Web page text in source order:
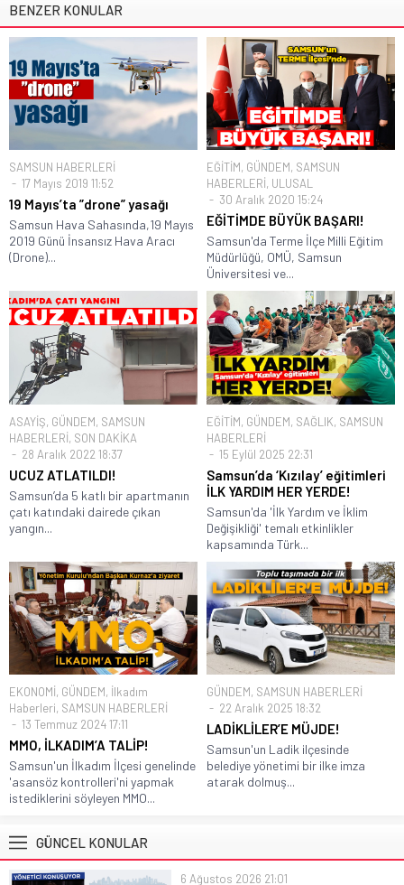
BENZER KONULAR
SAMSUN HABERLERİ
17 Mayıs 2019 11:52
19 Mayıs’ta ”drone” yasağı
Samsun Hava Sahasında,19 Mayıs
2019 Günü İnsansız Hava Aracı
(Drone)...
EĞİTİM, GÜNDEM, SAMSUN
HABERLERİ, ULUSAL
30 Aralık 2020 15:24
EĞİTİMDE BÜYÜK BAŞARI!
Samsun'da Terme İlçe Milli Eğitim
Müdürlüğü, OMÜ, Samsun
Üniversitesi ve...
ASAYİŞ, GÜNDEM, SAMSUN
HABERLERİ, SON DAKİKA
28 Aralık 2022 18:37
UCUZ ATLATILDI!
Samsun’da 5 katlı bir apartmanın
çatı katındaki dairede çıkan
yangın...
EĞİTİM, GÜNDEM, SAĞLIK, SAMSUN
HABERLERİ
15 Eylül 2025 22:31
Samsun’da ‘Kızılay’ eğitimleri
İLK YARDIM HER YERDE!
Samsun'da 'İlk Yardım ve İklim
Değişikliği' temalı etkinlikler
kapsamında Türk...
EKONOMİ, GÜNDEM, İlkadım
Haberleri, SAMSUN HABERLERİ
13 Temmuz 2024 17:11
MMO, İLKADIM’A TALİP!
Samsun'un İlkadım İlçesi genelinde
'asansöz kontrolleri'ni yapmak
istediklerini söyleyen MMO...
GÜNDEM, SAMSUN HABERLERİ
22 Aralık 2025 18:32
LADİKLİLER’E MÜJDE!
Samsun'un Ladik ilçesinde
belediye yönetimi bir ilke imza
atarak dolmuş...
GÜNCEL KONULAR
6 Ağustos 2026 21:01